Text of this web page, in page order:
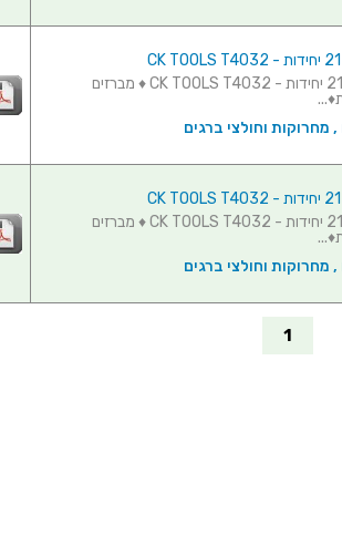
סט מברזים ומחרוקות מקצועי - 21 יחידות - CK TOOLS T4032 ♦ מברזים
מחרוקות וחולצי ברגים
סט מברזים ומחרוקות מקצועי - 21 יחידות - CK TOOLS T4032 ♦ מברזים
מחרוקות וחולצי ברגים
1